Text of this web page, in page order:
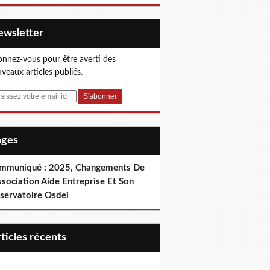
vous pour être averti des
articles publiés.
: 2025, Changements De
Aide Entreprise Et Son
Osdei
récents